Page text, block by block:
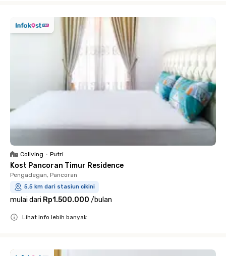
Coliving • Putri
Kost Pancoran Timur Residence
Pengadegan, Pancoran
5.5 km dari stasiun cikini
mulai dari Rp1.500.000 /bulan
Lihat info lebih banyak